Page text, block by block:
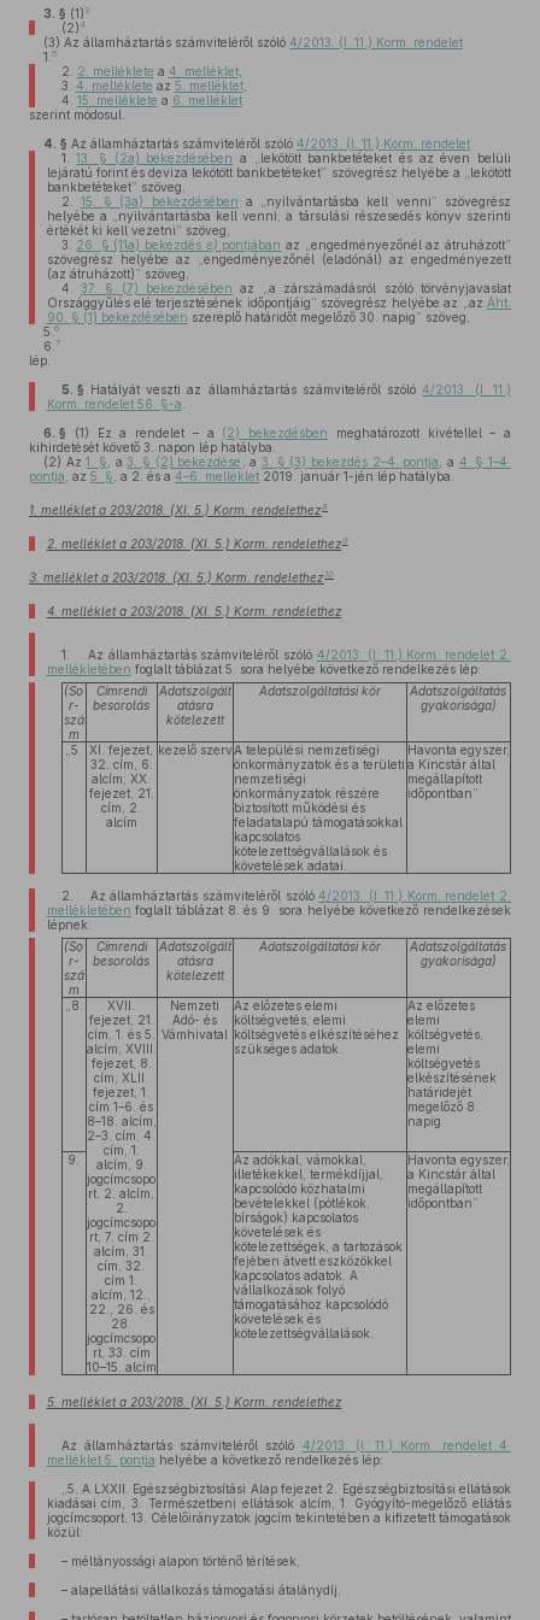
3. § (1) 3
(2)4
(3) Az államháztartás számviteléről szóló 4/2013. (I. 11.) Korm. rendelet
1. 5
2. 2. melléklete a 4. melléklet,
3. 4. melléklete az 5. melléklet,
4. 15. melléklete a 6. melléklet
szerint módosul.
4. § Az államháztartás számviteléről szóló 4/2013. (I. 11.) Korm. rendelet
1.
13. § (2a) bekezdésében a „lekötött bankbetéteket és az éven belüli
lejáratú forint és deviza lekötött bankbetéteket” szövegrész helyébe a „lekötött
bankbetéteket” szöveg,
2.
15. § (3a) bekezdésében a „nyilvántartásba kell venni” szövegrész
helyébe a „nyilvántartásba kell venni, a társulási részesedés könyv szerinti
értékét ki kell vezetni” szöveg,
3.
26. § (11a) bekezdés e) pontjában az „engedményezőnél az átruházott”
szövegrész helyébe az „engedményezőnél (eladónál) az engedményezett
(az átruházott)” szöveg,
4.
37. § (7) bekezdésében az „a zárszámadásról szóló törvényjavaslat
Országgyűlés elé terjesztésének időpontjáig” szövegrész helyébe az „az Áht.
90. § (1) bekezdésében szereplő határidőt megelőző 30. napig” szöveg,
5. 6
6. 7
lép.
5. § Hatályát veszti az államháztartás számviteléről szóló4/2013. (I. 11.)
Korm. rendelet 56. §-a
6. § (1) Ez a rendelet – a (2) bekezdésben meghatározott kivétellel – a
kihirdetését követő 3. napon lép hatályba.
(2) Az1. § , a3. § (2) bekezdése , a 3. § (3) bekezdés 2–4. pontja , a 4. § 1–4.
pontja , az 5. § , a 2. és a 4–6. melléklet 2019. január 1-jén lép hatályba.
1. melléklet a 203/2018. (XI. 5.) Korm. rendelethez8
2. melléklet a 203/2018. (XI. 5.) Korm. rendelethez9
3. melléklet a 203/2018. (XI. 5.) Korm. rendelethez 10
4. melléklet a 203/2018. (XI. 5.) Korm. rendelethez
1. Az államháztartás számviteléről szóló 4/2013. (I. 11.) Korm. rendelet 2.
mellékletében foglalt táblázat 5. sora helyébe következő rendelkezés lép:
(So
r-
szá
m
Címrendi
besorolás
Adatszolgált
atásra
kötelezett
Adatszolgáltatási kör
Adatszolgáltatás
gyakorisága)
„5.
XI. fejezet,
32. cím, 6.
alcím; XX.
fejezet, 21.
cím, 2.
alcím
kezelő szervA települési nemzetiségi
önkormányzatok és a területi
nemzetiségi
önkormányzatok részére
biztosított működési és
feladatalapú támogatásokkal
kapcsolatos
kötelezettségvállalások és
követelések adatai.
Havonta egyszer,
a Kincstár által
megállapított
időpontban”
2. Az államháztartás számviteléről szóló4/2013. (I. 11.) Korm. rendelet 2.
mellékletében foglalt táblázat 8. és 9. sora helyébe következő rendelkezések
lépnek:
(So
r-
szá
m
Címrendi
besorolás
Adatszolgált
atásra
kötelezett
Adatszolgáltatási kör
Adatszolgáltatás
gyakorisága)
„8.
XVII.
fejezet, 21.
cím, 1. és 5.
alcím; XVIII.
fejezet, 8.
cím; XLII.
fejezet, 1.
cím 1–6. és
8–18. alcím,
2–3. cím, 4.
cím, 1.
alcím, 9.
jogcímcsopo
rt, 2. alcím,
2.
jogcímcsopo
rt, 7. cím 2.
alcím, 31.
cím, 32.
cím 1.
alcím, 12.,
22., 26. és
28.
jogcímcsopo
rt, 33. cím
10–15. alcím
Nemzeti
Adó- és
Vámhivatal
Az előzetes elemi
költségvetés, elemi
költségvetés elkészítéséhez
szükséges adatok.
Az előzetes
elemi
költségvetés,
elemi
költségvetés
elkészítésének
határidejét
megelőző 8.
napig
9.
Az adókkal, vámokkal,
illetékekkel, termékdíjjal,
kapcsolódó közhatalmi
bevételekkel (pótlékok,
bírságok) kapcsolatos
követelések és
kötelezettségek, a tartozások
fejében átvett eszközökkel
kapcsolatos adatok. A
vállalkozások folyó
támogatásához kapcsolódó
követelések és
kötelezettségvállalások.
Havonta egyszer,
a Kincstár által
megállapított
időpontban”
5. melléklet a 203/2018. (XI. 5.) Korm. rendelethez
Az államháztartás számviteléről szóló 4/2013. (I. 11.) Korm. rendelet 4.
melléklet 5. pontja helyébe a következő rendelkezés lép:
„5. A LXXII. Egészségbiztosítási Alap fejezet 2. Egészségbiztosítási ellátások
kiadásai cím, 3. Természetbeni ellátások alcím, 1. Gyógyító-megelőző ellátás
jogcímcsoport, 13. Célelőirányzatok jogcím tekintetében a kifizetett támogatások
közül:
– méltányossági alapon történő térítések,
– alapellátási vállalkozás támogatási átalánydíj,